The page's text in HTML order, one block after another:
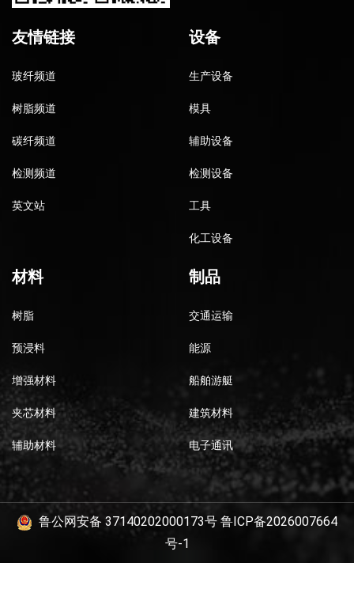
友情链接
玻纤频道
树脂频道
碳纤频道
检测频道
英文站
设备
生产设备
模具
辅助设备
检测设备
工具
化工设备
材料
树脂
预浸料
增强材料
夹芯材料
辅助材料
制品
交通运输
能源
船舶游艇
建筑材料
电子通讯
鲁公网安备 37140202000173号 鲁ICP备2026007664
号-1